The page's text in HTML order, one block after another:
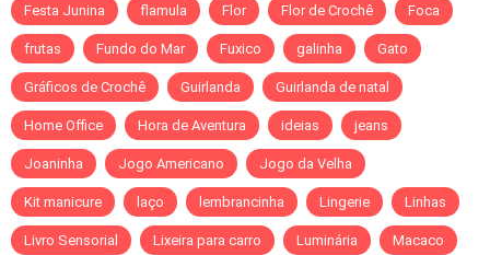
Festa Junina flamula Flor Flor de Crochê Foca
frutas Fundo do Mar Fuxico galinha Gato
Gráficos de Crochê Guirlanda Guirlanda de natal
Home Office Hora de Aventura ideias jeans
Joaninha Jogo Americano Jogo da Velha
Kit manicure laço lembrancinha Lingerie Linhas
Livro Sensorial Lixeira para carro Luminária Macaco